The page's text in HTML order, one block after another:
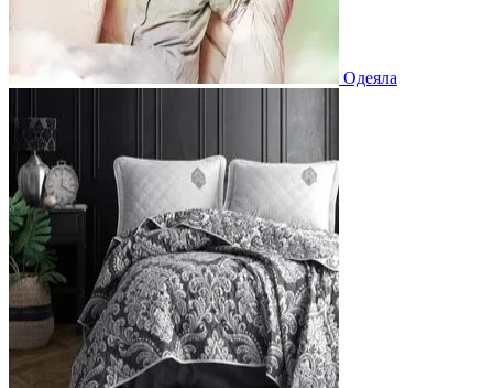
Одеяла